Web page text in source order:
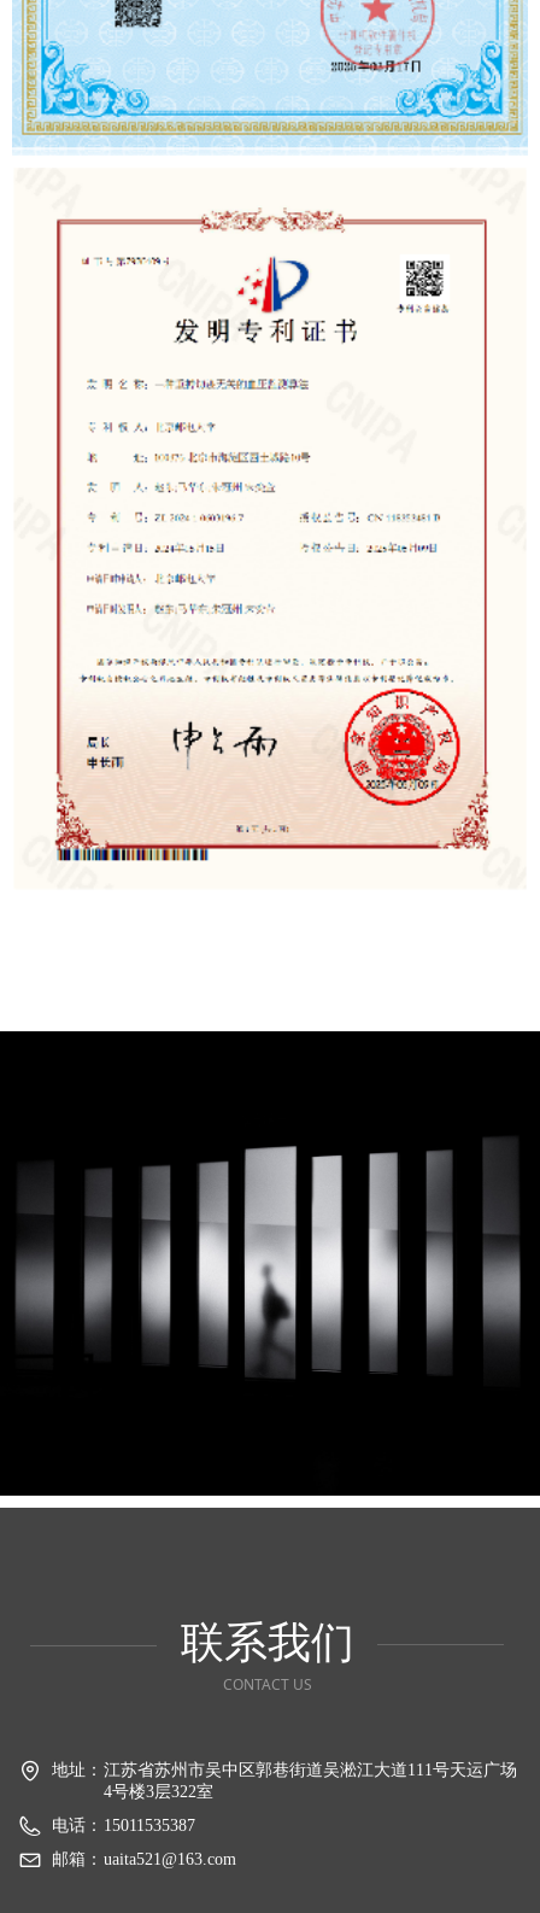
联系我们
CONTACT US
地址： 江苏省苏州市吴中区郭巷街道吴淞江大道111号天运广场
4号楼3层322室
电话： 15011535387
邮箱： uaita521@163.com